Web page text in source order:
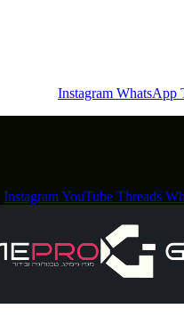
Instagram WhatsApp
InstagramYouTube Threads